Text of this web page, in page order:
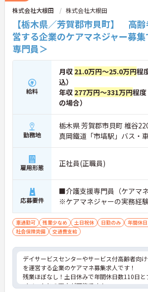
株式会社大根田 株式会社大根田
【栃木県／芳賀郡市貝町】 高
営する企業のケアマネジャー募
専門員＞
給料
月収 21.0万円～25.0万円程
込）
年収 277万円～331万円程
の場合）
勤務地
栃木県 芳賀郡市貝町 椎谷
真岡鐵道「市塙駅」バス・
雇用形態 正社員(正職員)
応募要件
■介護支援専門員（ケアマ
※ケアマネジャーの実務経
車通勤可 残業少なめ 土日祝休 日勤のみ
年間休
社会保険完備
交通費支給
デイサービスセンターやサービス付高齢者向
を運営する企業のケアマネ募集求人です！
残業ほぼなし！土日休みで年間休日数110日と
イベートとの両立が可能です！